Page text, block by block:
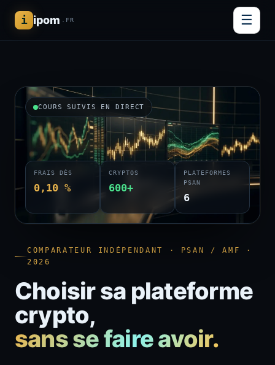
i ipom .FR ☰
COMPARATEUR INDÉPENDANT · PSAN / AMF ·
2026
Choisir sa plateforme
crypto,
sans se faire avoir.
COURS SUIVIS EN DIRECT
FRAIS DÈS
0,10 %
CRYPTOS
600+
PLATEFORMES
PSAN
6